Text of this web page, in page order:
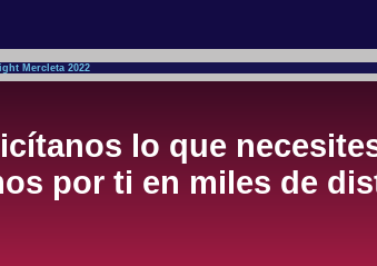
Mercleta 2022
lo que
por ti en miles de